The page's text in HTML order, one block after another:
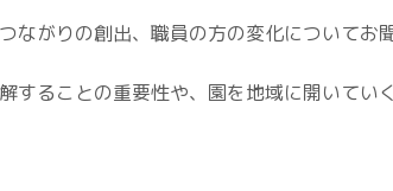
ながりの創出、職員の方の変化についてお
することの重要性や、園を地域に開いてい